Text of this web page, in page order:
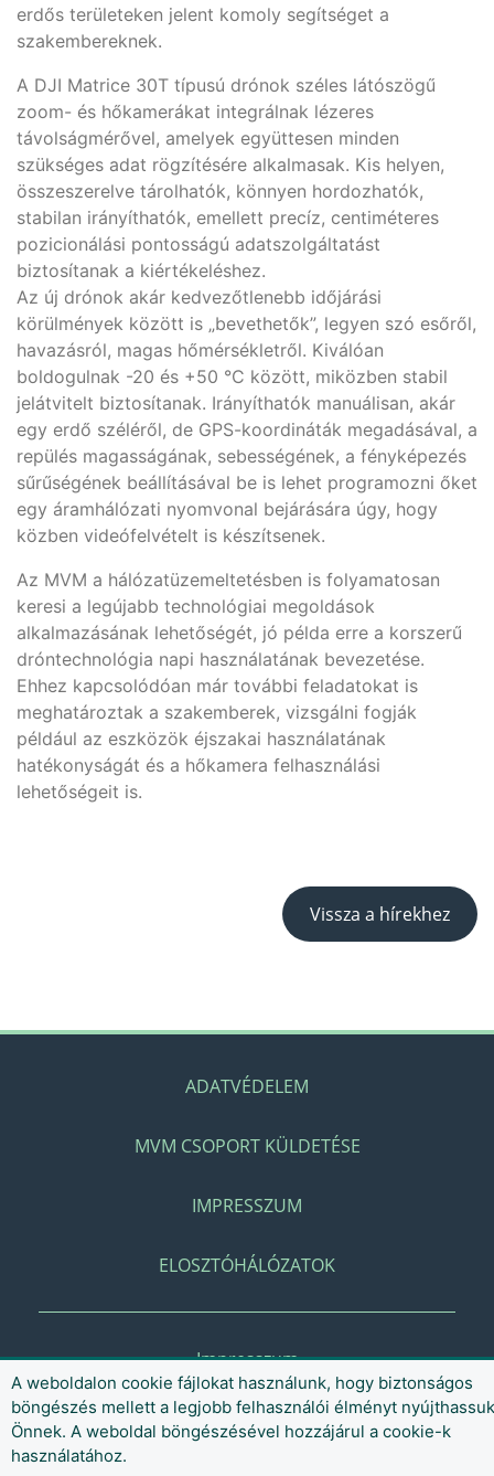
erdős területeken jelent komoly segítséget a
szakembereknek.
A DJI Matrice 30T típusú drónok széles látószögű
zoom- és hőkamerákat integrálnak lézeres
távolságmérővel, amelyek együttesen minden
szükséges adat rögzítésére alkalmasak. Kis helyen,
összeszerelve tárolhatók, könnyen hordozhatók,
stabilan irányíthatók, emellett precíz, centiméteres
pozicionálási pontosságú adatszolgáltatást
biztosítanak a kiértékeléshez.
Az új drónok akár kedvezőtlenebb időjárási
körülmények között is „bevethetők”, legyen szó esőről,
havazásról, magas hőmérsékletről. Kiválóan
boldogulnak -20 és +50 °C között, miközben stabil
jelátvitelt biztosítanak. Irányíthatók manuálisan, akár
egy erdő széléről, de GPS-koordináták megadásával, a
repülés magasságának, sebességének, a fényképezés
sűrűségének beállításával be is lehet programozni őket
egy áramhálózati nyomvonal bejárására úgy, hogy
közben videófelvételt is készítsenek.
Az MVM a hálózatüzemeltetésben is folyamatosan
keresi a legújabb technológiai megoldások
alkalmazásának lehetőségét, jó példa erre a korszerű
dróntechnológia napi használatának bevezetése.
Ehhez kapcsolódóan már további feladatokat is
meghatároztak a szakemberek, vizsgálni fogják
például az eszközök éjszakai használatának
hatékonyságát és a hőkamera felhasználási
lehetőségeit is.
Vissza a hírekhez
ADATVÉDELEM
MVM CSOPORT KÜLDETÉSE
IMPRESSZUM
ELOSZTÓHÁLÓZATOK
Impresszum
A weboldalon cookie fájlokat használunk, hogy biztonságos
böngészés mellett a legjobb felhasználói élményt nyújthassuk
Önnek. A weboldal böngészésével hozzájárul a cookie-k
használatához.